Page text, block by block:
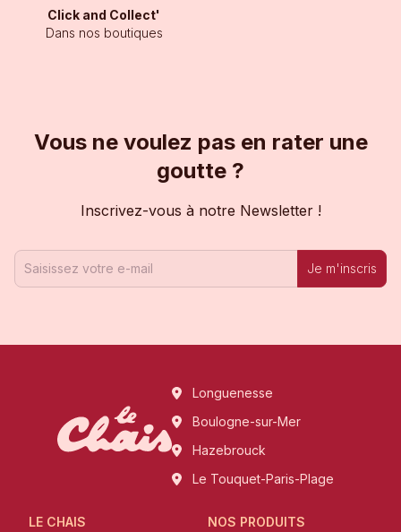
Click and Collect'
Dans nos boutiques
Vous ne voulez pas en rater une
goutte ?
Inscrivez-vous à notre Newsletter !
Je m'inscris
Longuenesse
Boulogne-sur-Mer
Hazebrouck
Le Touquet-Paris-Plage
LE CHAIS NOS PRODUITS